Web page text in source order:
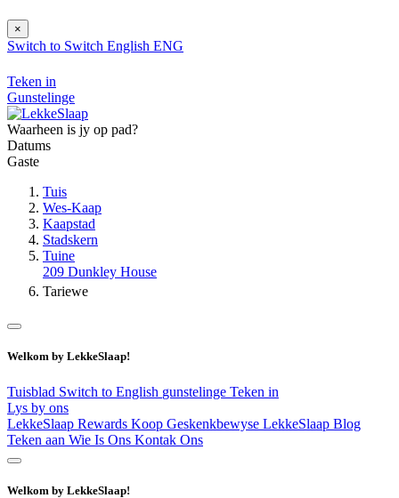
×
Switch to Switch English ENG
Teken in
Gunstelinge
Waarheen is jy op pad?
Datums
Gaste
Tuis
Wes-Kaap
Kaapstad
Stadskern
Tuine
209 Dunkley House
Tariewe
Welkom by LekkeSlaap!
Tuisblad Switch to English gunstelinge Teken in
Lys by ons
LekkeSlaap Rewards Koop Geskenkbewyse LekkeSlaap Blog
Teken aan Wie Is Ons Kontak Ons
Welkom by LekkeSlaap!